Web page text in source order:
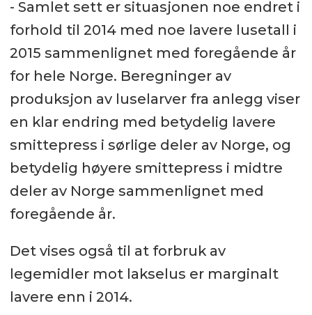
- Samlet sett er situasjonen noe endret i
forhold til 2014 med noe lavere lusetall i
2015 sammenlignet med foregående år
for hele Norge. Beregninger av
produksjon av luselarver fra anlegg viser
en klar endring med betydelig lavere
smittepress i sørlige deler av Norge, og
betydelig høyere smittepress i midtre
deler av Norge sammenlignet med
foregående år.
Det vises også til at forbruk av
legemidler mot lakselus er marginalt
lavere enn i 2014.